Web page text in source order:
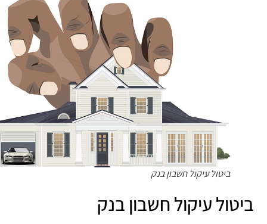
ביטול עיקול חשבון בנק
עיקול חשבון בנק